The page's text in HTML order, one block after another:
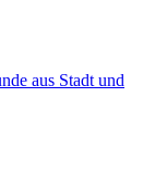
aus Stadt und